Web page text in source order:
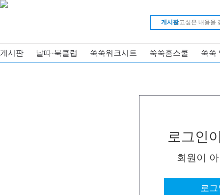
게시판
게시판 날따·북클럽 쑥쑥워크시트 쑥쑥홈스쿨 쑥쑥
로그인
회원이
로